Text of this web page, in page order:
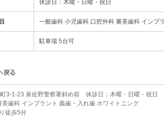
休診日：木曜・日曜・祝日
一般歯科 小児歯科 口腔外科 審美歯科 インプ
駐車場 5台可
1-23 泉佐野警察署斜め前 休診日：木曜・日曜・祝日
歯科 インプラント 義歯・入れ歯 ホワイトニング
徒歩5分